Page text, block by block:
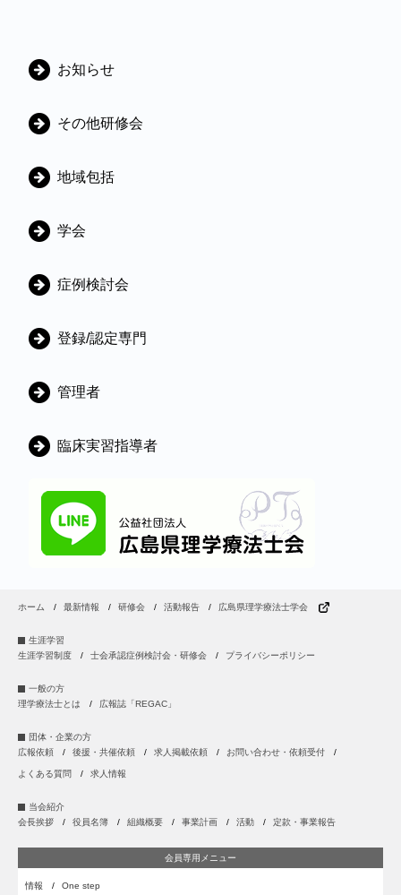
カ
ゴ
お知らせ
その他研修会
地域包括
学会
症例検討会
登録/認定専門
管理者
臨床実習指導者
ホーム 最新情報 研修会 活動報告 広島県理学療法士学会
生涯学習
生涯学習制度
士会承認症例検討会・研修会 プライバシーポリシー
一般の方
理学療法士とは
広報誌「REGAC」
団体・企業の方
広報依頼
後援・共催依頼 求人掲載依頼 お問い合わせ・依頼受付
よくある質問 求人情報
当会紹介
会長挨拶
役員名簿 組織概要 事業計画 活動 定款・事業報告
会員専用メニュー
情報 One step